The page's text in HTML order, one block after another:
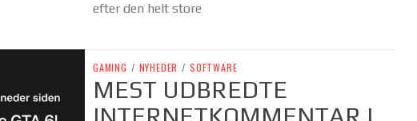
efter den helt store
GAMING / NYHEDER / SOFTWARE
MEST UDBREDTE